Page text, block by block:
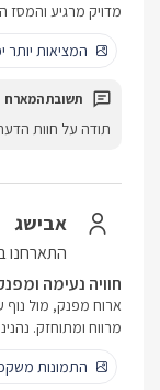
מדויק מרגיע והמסז
המציאות יותר
תודה על חוות
אבישג
התארחנו
חוויה נעימה
ארוח מפנק, מול נוף
מרווח ומתוחזק.
התמונות